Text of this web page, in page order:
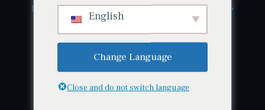
Intelligenza artificiale • Sicurezza • Innovazione
ORAYON
English
Change Language
Close and do not switch language